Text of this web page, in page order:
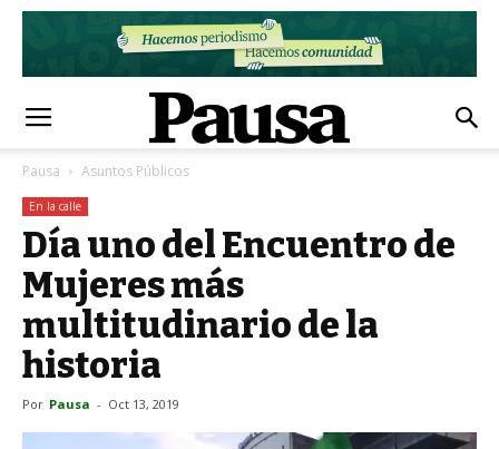
Pausa Asuntos Públicos
En la calle
Día uno del Encuentro de
Mujeres más
multitudinario de la
historia
Por Pausa - Oct 13, 2019